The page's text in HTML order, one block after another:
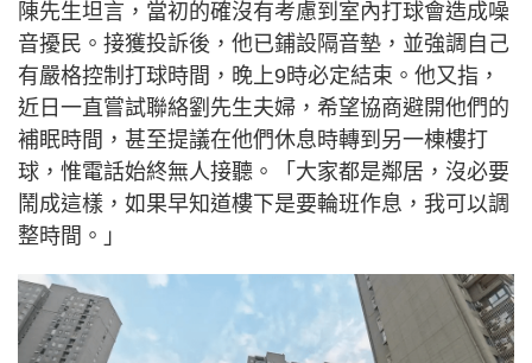
陳先生坦言，當初的確沒有考慮到室內打球會造成噪
音擾民。接獲投訴後，他已鋪設隔音墊，並強調自己
有嚴格控制打球時間，晚上9時必定結束。他又指，
近日一直嘗試聯絡劉先生夫婦，希望協商避開他們的
補眠時間，甚至提議在他們休息時轉到另一棟樓打
球，惟電話始終無人接聽。「大家都是鄰居，沒必要
鬧成這樣，如果早知道樓下是要輪班作息，我可以調
整時間。」